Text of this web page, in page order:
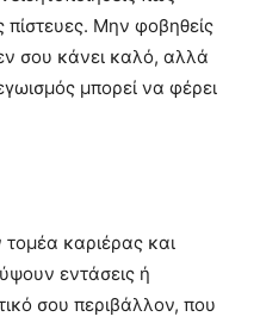
πίστευες. Μην φοβηθείς
σου κάνει καλό, αλλά
μπορεί να φέρει
καριέρας και
εντάσεις ή
σου περιβάλλον, που